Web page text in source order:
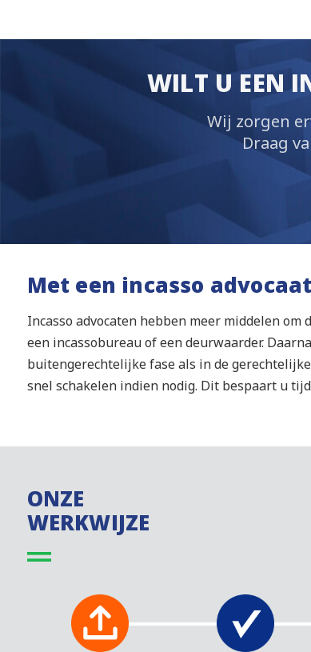
WILT U EEN
Wij zorgen
Draag
Met een incasso
Incasso advocaten hebben meer middelen
een incassobureau of een deurwaarder.
buitengerechtelijke fase als in de
snel schakelen indien nodig. Dit bespaart u
ONZE
WERKWIJZE